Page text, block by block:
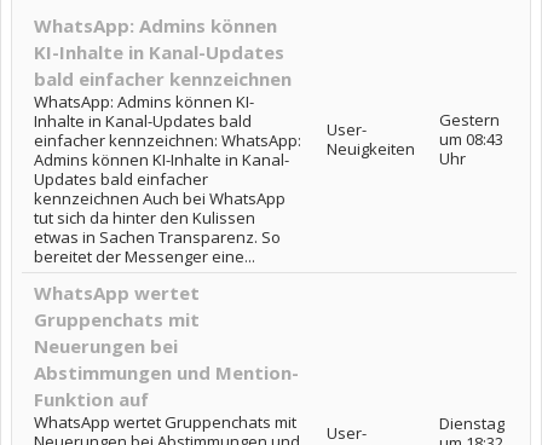
WhatsApp: Admins können
KI-Inhalte in Kanal-Updates
bald einfacher kennzeichnen
WhatsApp: Admins können KI-
Inhalte in Kanal-Updates bald
einfacher kennzeichnen: WhatsApp:
Admins können KI-Inhalte in Kanal-
Updates bald einfacher
kennzeichnen Auch bei WhatsApp
tut sich da hinter den Kulissen
etwas in Sachen Transparenz. So
bereitet der Messenger eine...
User-
Neuigkeiten
Gestern
um 08:43
Uhr
WhatsApp wertet
Gruppenchats mit
Neuerungen bei
Abstimmungen und Mention-
Funktion auf
WhatsApp wertet Gruppenchats mit
User-
Dienstag